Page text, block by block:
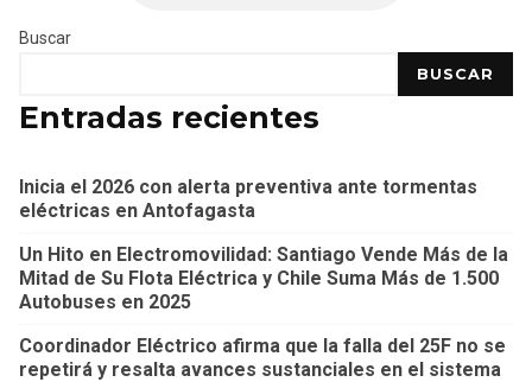
Buscar
BUSCAR
Entradas recientes
Inicia el 2026 con alerta preventiva ante tormentas
eléctricas en Antofagasta
Un Hito en Electromovilidad: Santiago Vende Más de la
Mitad de Su Flota Eléctrica y Chile Suma Más de 1.500
Autobuses en 2025
Coordinador Eléctrico afirma que la falla del 25F no se
repetirá y resalta avances sustanciales en el sistema